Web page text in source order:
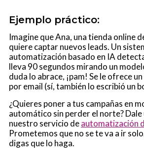
Ejemplo práctico:
Imagine que Ana, una tienda online
quiere captar nuevos leads. Un
automatización basado en IA
lleva 90 segundos mirando un
duda lo abrace, ¡pam! Se le ofrece
por email (sí, también lo escribió un
¿Quieres poner a tus campañas en
automático sin perder el norte? Dale
nuestro servicio deautomatización
Prometemos que no se te va a ir
digas que lo haga.